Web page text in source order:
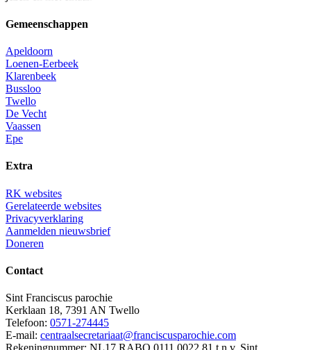
Gemeenschappen
Apeldoorn
Loenen-Eerbeek
Klarenbeek
Bussloo
Twello
De Vecht
Vaassen
Epe
Extra
RK websites
Gerelateerde websites
Privacyverklaring
Aanmelden nieuwsbrief
Doneren
Contact
Sint Franciscus parochie
Kerklaan 18, 7391 AN Twello
Telefoon: 0571-274445
E-mail: centraalsecretariaat@franciscusparochie.com
Rekeningnummer: NL17 RABO 0111 0022 81 t.n.v. Sint